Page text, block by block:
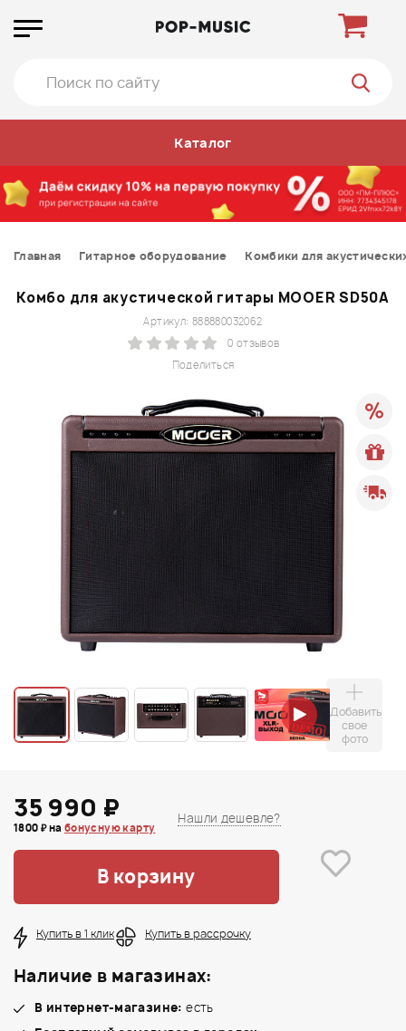
Каталог
Главная Гитарное оборудование Комбики для
Комбо для акустической гитары MOOER SD50A
Поделиться
Артикул: 888880032062
0 отзывов
Добавить
свое
фото
35 990 ₽
1800 ₽ на бонусную карту
Нашли дешевле?
В корзину
Купить в 1 клик Купить в рассрочку
Наличие в магазинах:
В интернет-магазине: есть